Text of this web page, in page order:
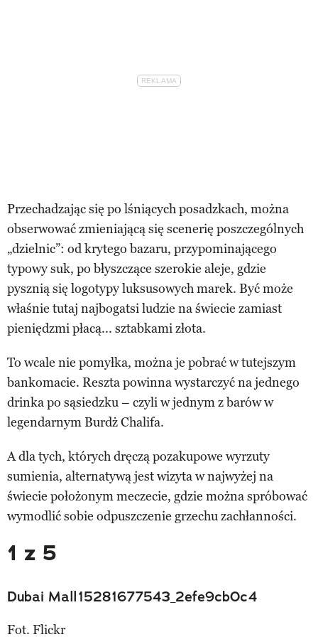
Przechadzając się po lśniących posadzkach, można
obserwować zmieniającą się scenerię poszczególnych
„dzielnic”: od krytego bazaru, przypominającego
typowy suk, po błyszczące szerokie aleje, gdzie
pysznią się logotypy luksusowych marek. Być może
właśnie tutaj najbogatsi ludzie na świecie zamiast
pieniędzmi płacą... sztabkami złota.
To wcale nie pomyłka, można je pobrać w tutejszym
bankomacie. Reszta powinna wystarczyć na jednego
drinka po sąsiedzku – czyli w jednym z barów w
legendarnym Burdż Chalifa.
A dla tych, których dręczą pozakupowe wyrzuty
sumienia, alternatywą jest wizyta w najwyżej na
świecie położonym meczecie, gdzie można spróbować
wymodlić sobie odpuszczenie grzechu zachłanności.
1 z 5
Dubai Mall15281677543_2efe9cb0c4
Fot. Flickr